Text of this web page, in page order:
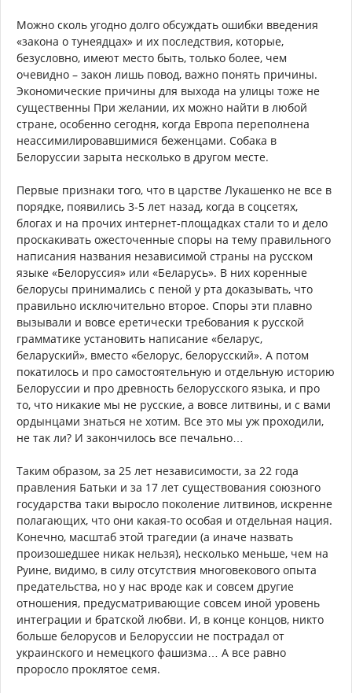
Можно сколь угодно долго обсуждать ошибки введения
«закона о тунеядцах» и их последствия, которые,
безусловно, имеют место быть, только более, чем
очевидно – закон лишь повод, важно понять причины.
Экономические причины для выхода на улицы тоже не
существенны При желании, их можно найти в любой
стране, особенно сегодня, когда Европа переполнена
неассимилировавшимися беженцами. Собака в
Белоруссии зарыта несколько в другом месте.
Первые признаки того, что в царстве Лукашенко не все в
порядке, появились 3-5 лет назад, когда в соцсетях,
блогах и на прочих интернет-площадках стали то и дело
проскакивать ожесточенные споры на тему правильного
написания названия независимой страны на русском
языке «Белоруссия» или «Беларусь». В них коренные
белорусы принимались с пеной у рта доказывать, что
правильно исключительно второе. Споры эти плавно
вызывали и вовсе еретически требования к русской
грамматике установить написание «беларус,
беларуский», вместо «белорус, белорусский». А потом
покатилось и про самостоятельную и отдельную историю
Белоруссии и про древность белорусского языка, и про
то, что никакие мы не русские, а вовсе литвины, и с вами
ордынцами знаться не хотим. Все это мы уж проходили,
не так ли? И закончилось все печально…
Таким образом, за 25 лет независимости, за 22 года
правления Батьки и за 17 лет существования союзного
государства таки выросло поколение литвинов, искренне
полагающих, что они какая-то особая и отдельная нация.
Конечно, масштаб этой трагедии (а иначе назвать
произошедшее никак нельзя), несколько меньше, чем на
Руине, видимо, в силу отсутствия многовекового опыта
предательства, но у нас вроде как и совсем другие
отношения, предусматривающие совсем иной уровень
интеграции и братской любви. И, в конце концов, никто
больше белорусов и Белоруссии не пострадал от
украинского и немецкого фашизма… А все равно
проросло проклятое семя.